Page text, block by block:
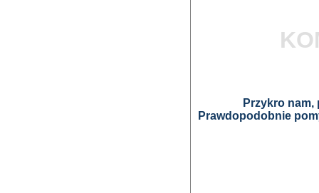
Przykro
Prawdopodobnie